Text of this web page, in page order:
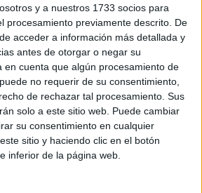
y a nuestros 1733 socios para
procesamiento previamente descrito. De
acceder a información más detallada y
antes de otorgar o negar su
en cuenta que algún procesamiento de
no requerir de su consentimiento,
de rechazar tal procesamiento. Sus
solo a este sitio web. Puede cambiar
su consentimiento en cualquier
sitio y haciendo clic en el botón
inferior de la página web.
2026
0
inocente
MARÍA CAMPOS 13/07/2026 0
Inocente
MARÍA CAMPOS 06/07/2026 0
Inocente
MARÍA CAMPOS (FUNDACIÓN INTERSERVICIOS)